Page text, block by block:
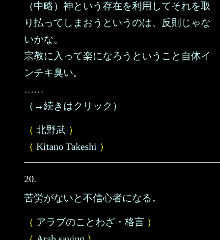
（中略）神という存在を利用してそれを取
り払ってしまおうというのは、反則じゃな
いかな。
宗教に入って楽になろうということ自体イ
ンチキ臭い。
……
（→続きはクリック）
（ 北野武 ）
（ Kitano Takeshi ）
20.
苦労がないと不信心者になる。
（ アラブのことわざ・格言 ）